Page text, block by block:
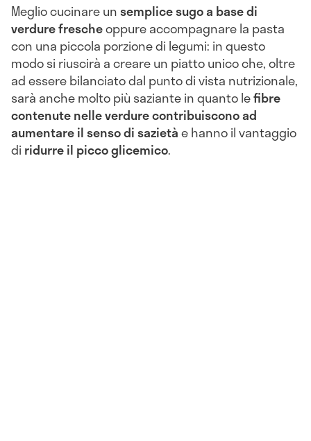
Meglio cucinare unsemplice sugo a base di
verdure frescheoppure accompagnare la pasta
con una piccola porzione di legumi: in questo
modo si riuscirà a creare un piatto unico che, oltre
ad essere bilanciato dal punto di vista nutrizionale,
sarà anche molto più saziante in quanto lefibre
contenute nelle verdure contribuiscono ad
aumentare il senso di sazietàe hanno il vantaggio
di ridurre il picco glicemico.